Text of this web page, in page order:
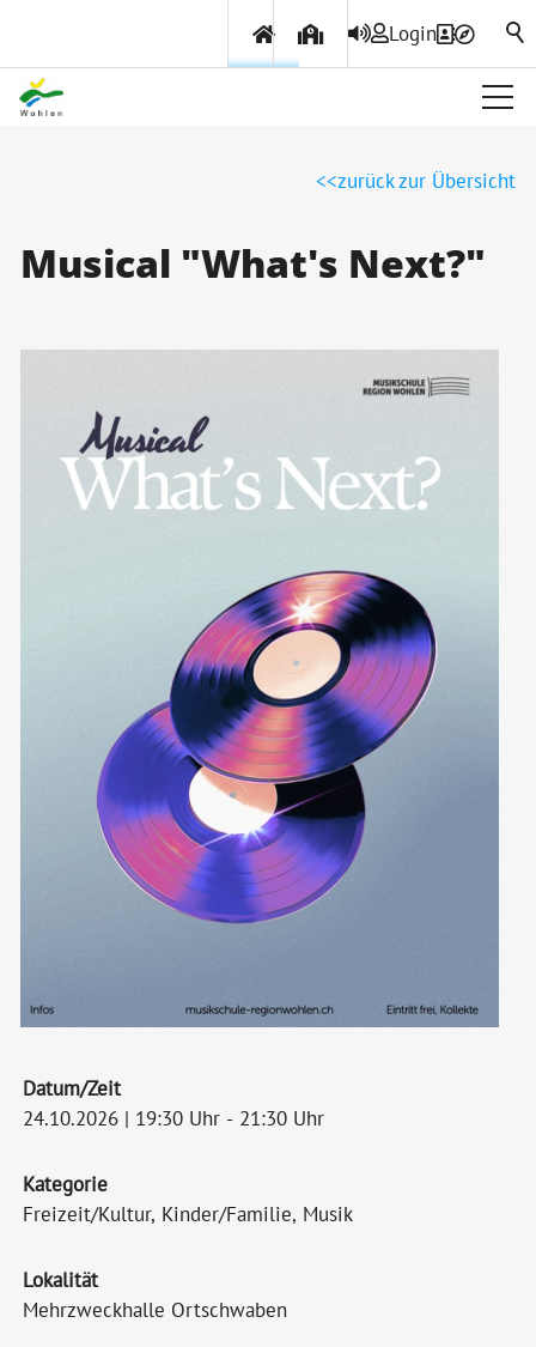
Login
Politik & Verwaltung
zurück zur Übersicht
Musical "What's Next?"
Datum/Zeit
24.10.2026 | 19:30 Uhr - 21:30 Uhr
Kategorie
Freizeit/Kultur, Kinder/Familie, Musik
Lokalität
Mehrzweckhalle Ortschwaben